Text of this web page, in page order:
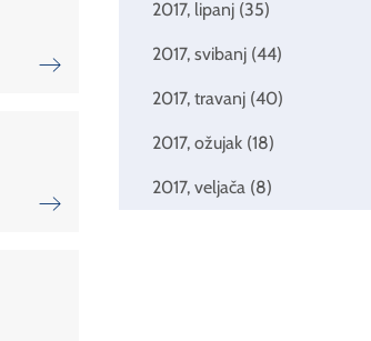
2017, lipanj (35)
2017, svibanj (44)
2017, travanj (40)
2017, ožujak (18)
2017, veljača (8)